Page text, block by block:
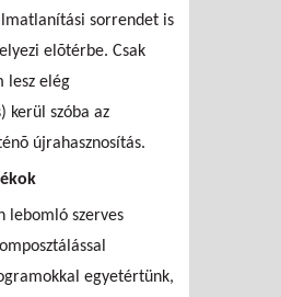
sorrendet is
elõtérbe. Csak
lesz elég
kerül szóba az
újrahasznosítás.
lebomló szerves
egyetértünk,